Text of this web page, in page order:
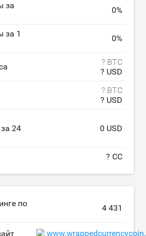
за
0%
за 1
0%
? BTC
? USD
? BTC
? USD
24
0 USD
? CC
по
4 431